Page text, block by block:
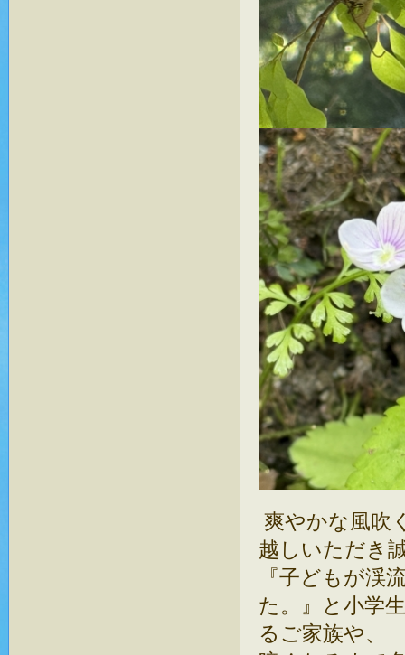
爽やかな風吹
越しいただき
『子どもが渓
た。』と小学
るご家族や、